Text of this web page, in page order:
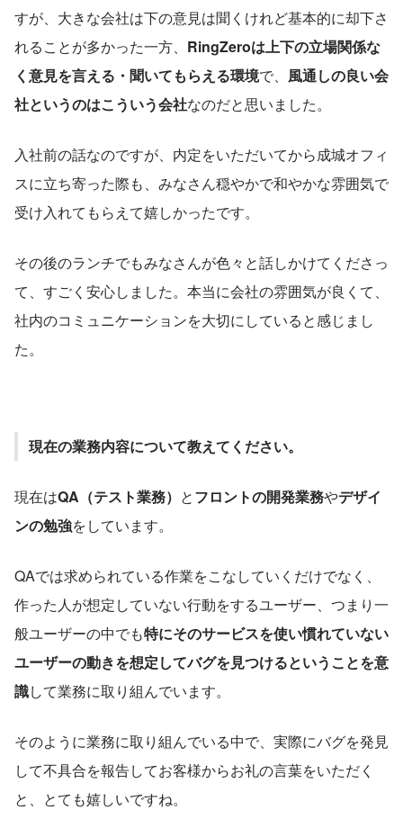
すが、大きな会社は下の意見は聞くけれど基本的に却下さ
れることが多かった一方、 RingZeroは上下の立場関係な
く意見を言える・聞いてもらえる環境で、 風通しの良い会
社というのはこういう会社なのだと思いました。
入社前の話なのですが、内定をいただいてから成城オフィ
スに立ち寄った際も、みなさん穏やかで和やかな雰囲気で
受け入れてもらえて嬉しかったです。
その後のランチでもみなさんが色々と話しかけてくださっ
て、すごく安心しました。本当に会社の雰囲気が良くて、
社内のコミュニケーションを大切にしていると感じまし
た。
現在の業務内容について教えてください。
現在はQA（テスト業務） とフロントの開発業務やデザイ
ンの勉強をしています。
QAでは求められている作業をこなしていくだけでなく、
作った人が想定していない行動をするユーザー、つまり一
般ユーザーの中でも特にそのサービスを使い慣れていない
ユーザーの動きを想定してバグを見つけるということを意
識して業務に取り組んでいます。
そのように業務に取り組んでいる中で、実際にバグを発見
して不具合を報告してお客様からお礼の言葉をいただく
と、とても嬉しいですね。